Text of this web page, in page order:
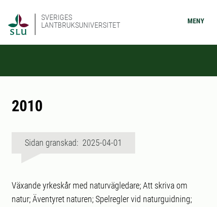
SVERIGES
LANTBRUKSUNIVERSITET
MENY
2010
Sidan granskad: 2025-04-01
Växande yrkeskår med naturvägledare; Att skriva om
natur; Äventyret naturen; Spelregler vid naturguidning;